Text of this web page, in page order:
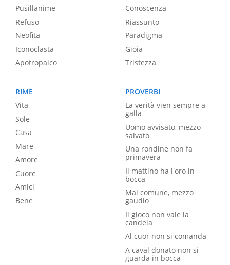
Pusillanime
Refuso
Neofita
Iconoclasta
Apotropaico
Conoscenza
Riassunto
Paradigma
Gioia
Tristezza
RIME
Vita
Sole
Casa
Mare
Amore
Cuore
Amici
Bene
PROVERBI
La verità vien sempre a
galla
Uomo avvisato, mezzo
salvato
Una rondine non fa
primavera
Il mattino ha l'oro in
bocca
Mal comune, mezzo
gaudio
Il gioco non vale la
candela
Al cuor non si comanda
A caval donato non si
guarda in bocca